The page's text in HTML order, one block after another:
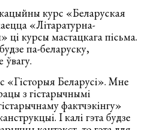
курс «Беларуская
«Літаратурна-
ці курсы мастацкага пісьма.
па-беларуску,
ўвагу.
«Гісторыя Беларусі». Мне
з гістарычнымі
фактчэкінгу»
І калі гэта будзе